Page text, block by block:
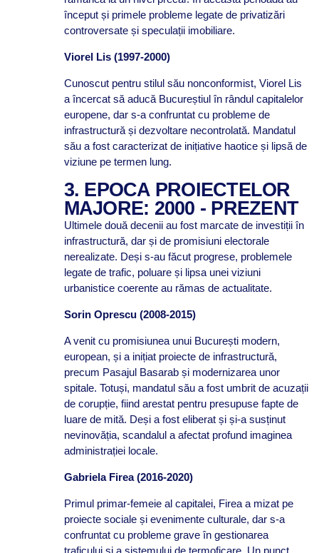
început și primele probleme legate de privatizări
controversate și speculații imobiliare.
Viorel Lis (1997-2000)
Cunoscut pentru stilul său nonconformist, Viorel Lis
a încercat să aducă Bucureștiul în rândul capitalelor
europene, dar s-a confruntat cu probleme de
infrastructură și dezvoltare necontrolată. Mandatul
său a fost caracterizat de inițiative haotice și lipsă de
viziune pe termen lung.
3. EPOCA PROIECTELOR
MAJORE: 2000 - PREZENT
Ultimele două decenii au fost marcate de investiții în
infrastructură, dar și de promisiuni electorale
nerealizate. Deși s-au făcut progrese, problemele
legate de trafic, poluare și lipsa unei viziuni
urbanistice coerente au rămas de actualitate.
Sorin Oprescu (2008-2015)
A venit cu promisiunea unui București modern,
european, și a inițiat proiecte de infrastructură,
precum Pasajul Basarab și modernizarea unor
spitale. Totuși, mandatul său a fost umbrit de acuzații
de corupție, fiind arestat pentru presupuse fapte de
luare de mită. Deși a fost eliberat și și-a susținut
nevinovăția, scandalul a afectat profund imaginea
administrației locale.
Gabriela Firea (2016-2020)
Primul primar-femeie al capitalei, Firea a mizat pe
proiecte sociale și evenimente culturale, dar s-a
confruntat cu probleme grave în gestionarea
traficului și a sistemului de termoficare. Un punct